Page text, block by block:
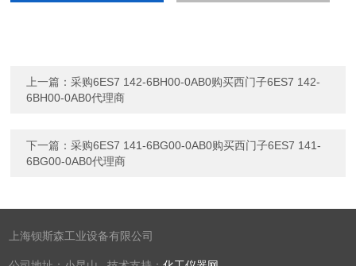
上一篇：采购6ES7 142-6BH00-0AB0购买西门子6ES7 142-
6BH00-0AB0代理商
下一篇：采购6ES7 141-6BG00-0AB0购买西门子6ES7 141-
6BG00-0AB0代理商
上海钡斯森工业设备有限公司